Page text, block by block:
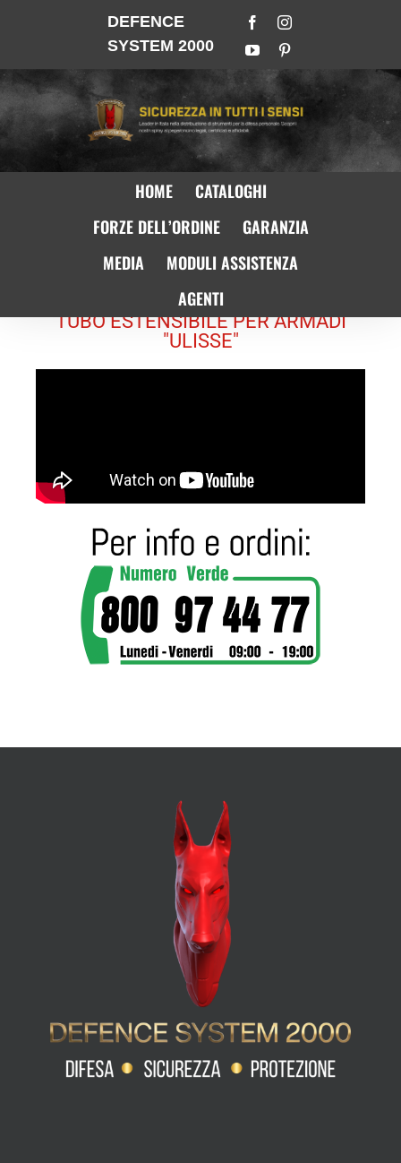
DEFENCE
SYSTEM 2000
HOME
CATALOGHI
FORZE DELL’ORDINE
GARANZIA
MEDIA
MODULI ASSISTENZA
AGENTI
TUBO ESTENSIBILE PER ARMADI
"ULISSE"